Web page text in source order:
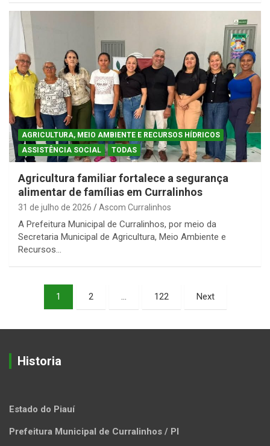
AGRICULTURA, MEIO AMBIENTE E RECURSOS HÍDRICOS
ASSISTÊNCIA SOCIAL
TODAS
Agricultura familiar fortalece a segurança
alimentar de famílias em Curralinhos
31 de julho de 2026 Ascom Curralinhos
A Prefeitura Municipal de Curralinhos, por meio da
Secretaria Municipal de Agricultura, Meio Ambiente e
Recursos…
Paginação
posts
1 2 … 122 Next
Historia
Estado do Piauí
Prefeitura Municipal de Curralinhos / PI